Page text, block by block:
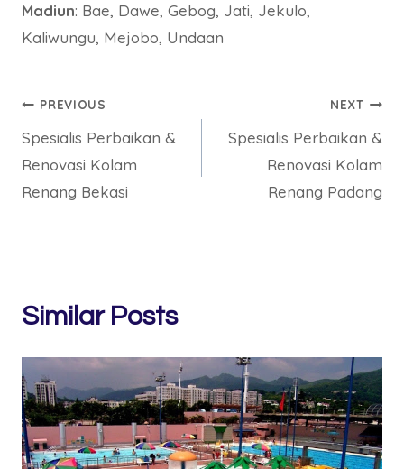
Madiun: Bae, Dawe, Gebog, Jati, Jekulo,
Kaliwungu, Mejobo, Undaan
Post
navigation
PREVIOUS
Spesialis Perbaikan &
Renovasi Kolam
Renang Bekasi
NEXT
Spesialis Perbaikan &
Renovasi Kolam
Renang Padang
Similar Posts